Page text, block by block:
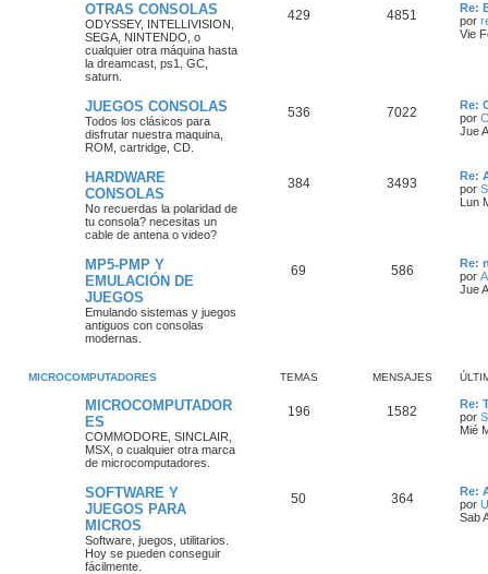
OTRAS CONSOLAS
ODYSSEY, INTELLIVISION,
SEGA, NINTENDO, o
cualquier otra máquina hasta
la dreamcast, ps1, GC,
saturn.
429 4851
Re:
por
Vie
JUEGOS CONSOLAS
Todos los clásicos para
disfrutar nuestra maquina,
ROM, cartridge, CD.
536 7022
Re:
por
Jue
HARDWARE
CONSOLAS
No recuerdas la polaridad de
tu consola? necesitas un
cable de antena o video?
384 3493
Re:
por
Lun
MP5-PMP Y
EMULACIÓN DE
JUEGOS
Emulando sistemas y juegos
antiguos con consolas
modernas.
69 586
Re:
por
Jue
MICROCOMPUTADORES TEMAS MENSAJES
MICROCOMPUTADOR
ES
COMMODORE, SINCLAIR,
MSX, o cualquier otra marca
de microcomputadores.
196 1582
Re:
por
Mié
SOFTWARE Y
JUEGOS PARA
MICROS
Software, juegos, utilitarios.
Hoy se pueden conseguir
fácilmente.
50 364
Re:
por
Sab